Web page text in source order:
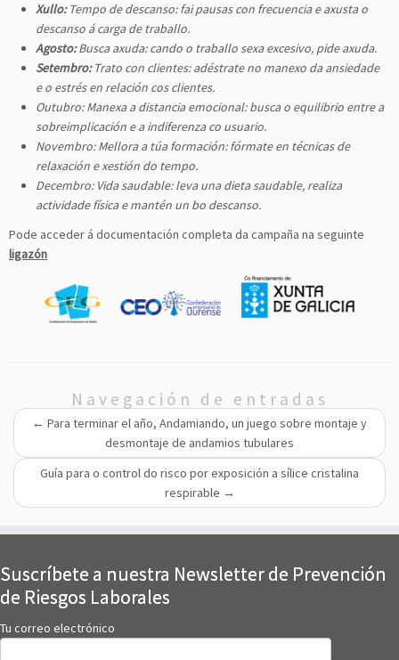
Xullo:Tempo de descanso: fai pausas con frecuencia e axusta o
descanso á carga de traballo.
Agosto:Busca axuda: cando o traballo sexa excesivo, pide axuda.
Setembro:Trato con clientes: adéstrate no manexo da ansiedade
e o estrés en relación cos clientes.
Outubro: Manexa a distancia emocional: busca o equilibrio entre a
sobreimplicación e a indiferenza co usuario.
Novembro: Mellora a túa formación: fórmate en técnicas de
relaxación e xestión do tempo.
Decembro: Vida saudable: leva una dieta saudable, realiza
actividade física e mantén un bo descanso.
Pode acceder á documentación completa da campaña na seguinte
ligazón
Navegación de entradas
← Para terminar el año, Andamiando, un juego sobre montaje y
desmontaje de andamios tubulares
Guía para o control do risco por exposición a sílice cristalina
respirable →
Suscríbete a nuestra Newsletter de Prevención
de Riesgos Laborales
Tu correo electrónico